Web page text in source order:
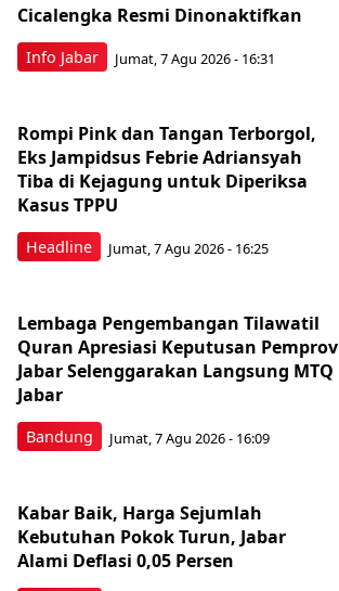
Info Jabar
Cicalengka Resmi Dinonaktifkan
Jumat, 7 Agu 2026 - 16:31
Headline
Rompi Pink dan Tangan Terborgol,
Eks Jampidsus Febrie Adriansyah
Tiba di Kejagung untuk Diperiksa
Kasus TPPU
Jumat, 7 Agu 2026 - 16:25
Bandung
Lembaga Pengembangan Tilawatil
Quran Apresiasi Keputusan Pemprov
Jabar Selenggarakan Langsung MTQ
Jabar
Jumat, 7 Agu 2026 - 16:09
Kabar Baik, Harga Sejumlah
Kebutuhan Pokok Turun, Jabar
Alami Deflasi 0,05 Persen